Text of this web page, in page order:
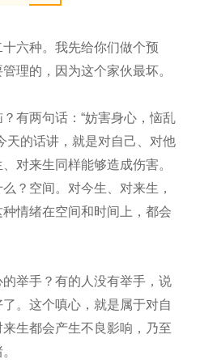
六种。我先给你们做个预
理的，因为这个家伙最坏。
有两句话：“妨害身心，恼乱
天的话讲，就是对自己、对他
对来生同样能够造成伤害。
？空间。对今生、对来生，
情绪在空间和时间上，都会
举手？有的人没有举手，说
。这个嗔心，就是属于对自
生都会产生不良影响，乃至